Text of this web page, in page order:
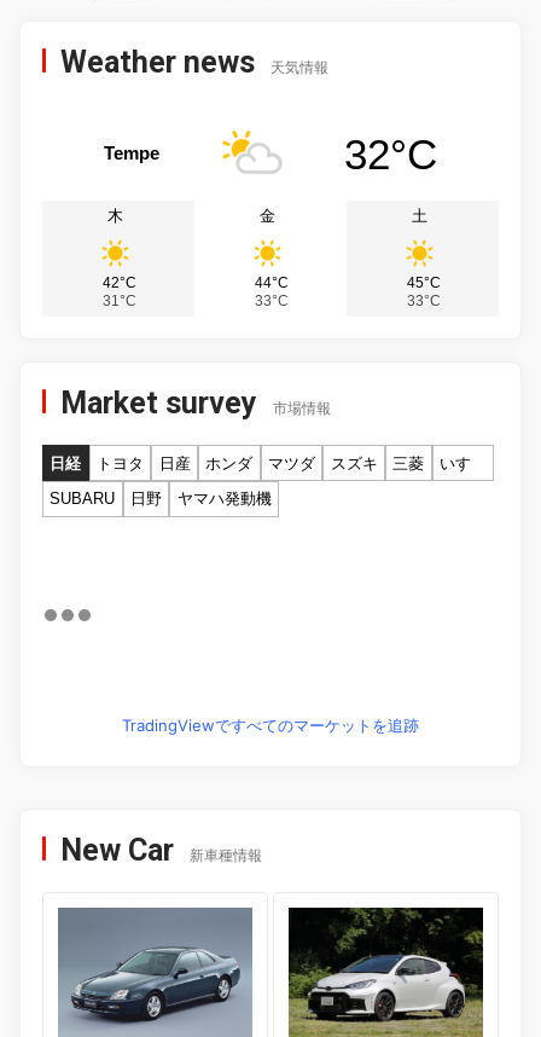
Weather news 天気情報
Tempe 32°C
木
42°C
31°C
金
44°C
33°C
土
45°C
33°C
Market survey 市場情報
日経 トヨタ 日産 ホンダ マツダ スズキ 三菱
いすゞ
SUBARU
日野 ヤマハ発動機
TradingViewですべてのマーケットを追跡
New Car 新車種情報